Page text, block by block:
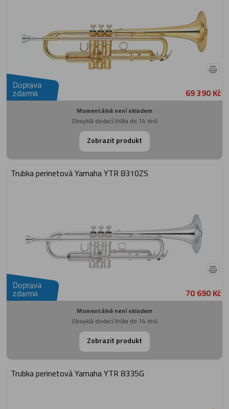
Doprava
zdarma 69 390 Kč
Momentálně není skladem
Obvyklá dodací lhůta do 14 dnů
Zobrazit produkt
Trubka perinetová Yamaha YTR 8310ZS
Doprava
zdarma 70 690 Kč
Momentálně není skladem
Obvyklá dodací lhůta do 14 dnů
Zobrazit produkt
Trubka perinetová Yamaha YTR 8335G